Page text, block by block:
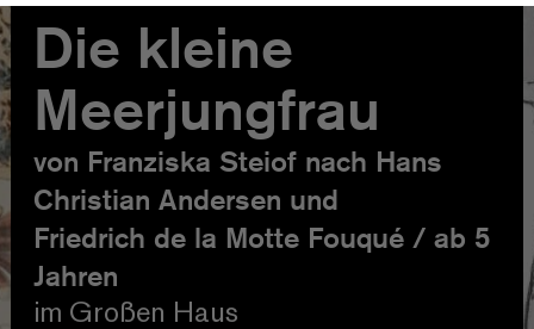
Haus
Die kleine
Meerjungfrau
von Franziska Steiof nach Hans
Christian Andersen und
Friedrich de la Motte Fouqué / ab 5
Jahren
im Großen Haus